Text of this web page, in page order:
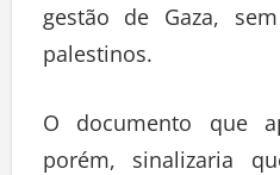
gestão de Gaza,
palestinos.
O documento que
porém, sinalizaria